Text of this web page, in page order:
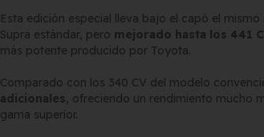
Esta edición especial lleva bajo el capó el
Supra estándar, pero mejorado hasta los 441
más potente producido por Toyota.
Comparado con los 340 CV del modelo
adicionales, ofreciendo un rendimiento mucho
gama superior.